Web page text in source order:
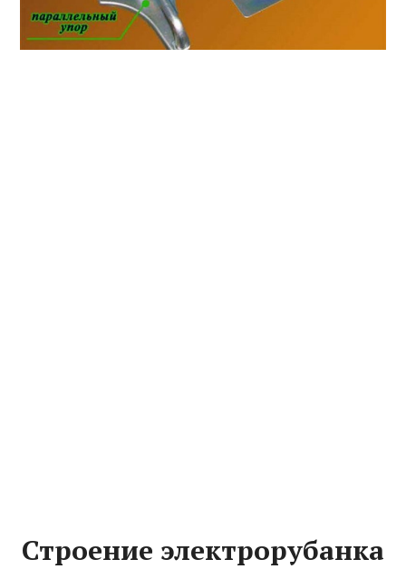
Строение электрорубанка